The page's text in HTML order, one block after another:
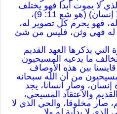
لا يموت أبدا فهو يختلف
عن الإنسان (لأني أنا الله لا إنسان) (هو شع 11: 9)،
فهو يحرم كل تصوير له،
له فهي وثن، فليس من شئ
يذكرها العهد القديم
ما يدعيه المسيحيون
بين هذه الأوصاف
من أن الله سبحانه
وصار انسانا، يجد
والاعتقاد المسيحي،
صار مخلوقا، والحي الذي لا